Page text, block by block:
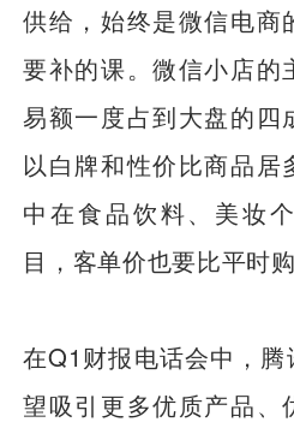
供给，始终是微信电商
要补的课。微信小店的
易额一度占到大盘的四
以白牌和性价比商品居
中在食品饮料、美妆
目，客单价也要比平时购
在Q1财报电话会中，
望吸引更多优质产品、